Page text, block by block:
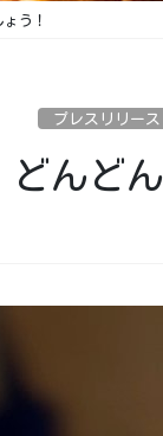
う！
プレスリリース
んどん